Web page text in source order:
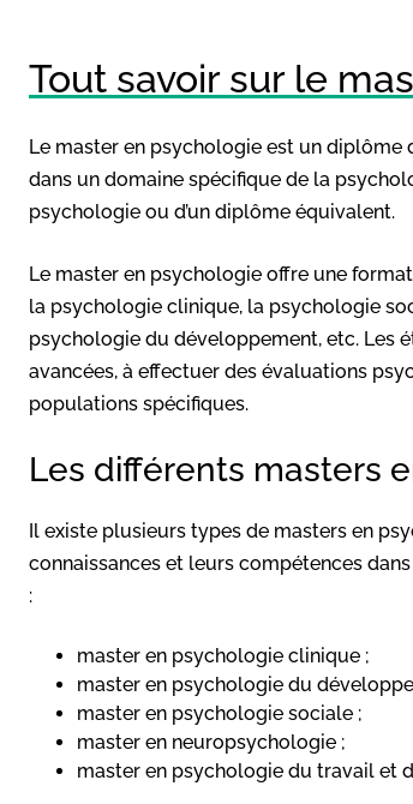
Tout savoir sur le
Le master en psychologie est un diplôme
dans un domaine spécifique de la
psychologie ou d’un diplôme équivalent.
Le master en psychologie offre une
la psychologie clinique, la psychologie
psychologie du développement, etc. Les
avancées, à effectuer des évaluations
populations spécifiques.
Les différents masters
Il existe plusieurs types de masters en
connaissances et leurs compétences
:
master en psychologie clinique ;
master en psychologie du
master en psychologie sociale ;
master en neuropsychologie ;
master en psychologie du travail et